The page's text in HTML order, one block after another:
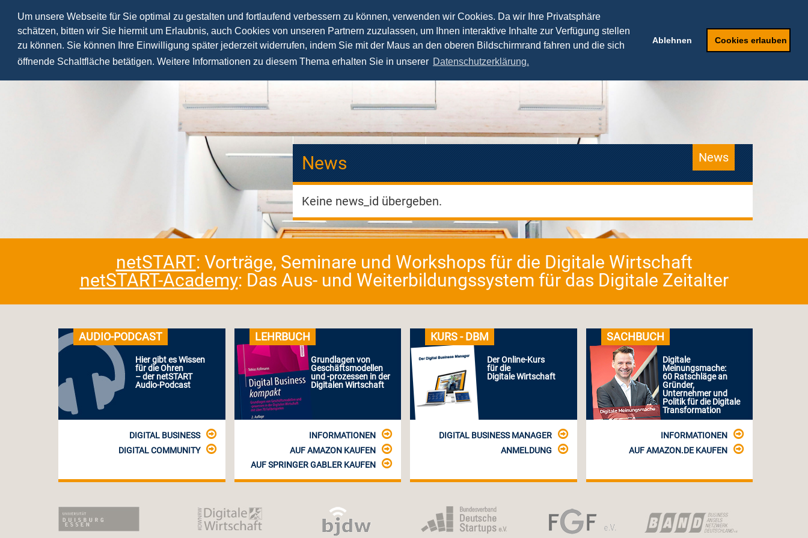
Um unsere Webseite für Sie optimal zu gestalten und fortlaufend verbessern zu können, verwenden wir Cookies. Da wir Ihre Privatsphäre
schätzen, bitten wir Sie hiermit um Erlaubnis, auch Cookies von unseren Partnern zuzulassen, um Ihnen interaktive Inhalte zur Verfügung stellen
zu können. Sie können Ihre Einwilligung später jederzeit widerrufen, indem Sie mit der Maus an den oberen Bildschirmrand fahren und die sich
öffnende Schaltfläche betätigen. Weitere Informationen zu diesem Thema erhalten Sie in unserer Datenschutzerklärung.
Ablehnen Cookies erlauben
News Vorträge Seminare Fernstudium Speaker Anfragen
News
News
Keine news_id übergeben.
netSTART: Vorträge, Seminare und Workshops für die Digitale Wirtschaft
netSTART-Academy: Das Aus- und Weiterbildungssystem für das Digitale Zeitalter
AUDIO-PODCAST
Hier gibt es Wissen
für die Ohren
– der netSTART
Audio-Podcast
DIGITAL BUSINESS
DIGITAL COMMUNITY
LEHRBUCH
Grundlagen von
Geschäftsmodellen
und -prozessen in der
Digitalen Wirtschaft
INFORMATIONEN
AUF AMAZON KAUFEN
AUF SPRINGER GABLER KAUFEN
KURS - DBM
Der Online-Kurs
für die
Digitale Wirtschaft
DIGITAL BUSINESS MANAGER
ANMELDUNG
SACHBUCH
Digitale
Meinungsmache:
60 Ratschläge an
Gründer,
Unternehmer und
Politik für die Digitale
Transformation
INFORMATIONEN
AUF AMAZON.DE KAUFEN